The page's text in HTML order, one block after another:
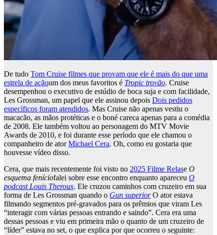
De tudo Tom Cruise filmes que provam que ele é mais do que uma
estrela de açãoum dos meus favoritos é Tropic trovão. Cruise
desempenhou o executivo de estúdio de boca suja e com facilidade,
Les Grossman, um papel que ele assinou depois Dois pedidos
específicos foram atendidos. Mas Cruise não apenas vestiu o
macacão, as mãos protéticas e o boné careca apenas para a comédia
de 2008. Ele também voltou ao personagem do MTV Movie
Awards de 2010, e foi durante esse período que ele chamou o
companheiro de atorMichael Cera. Oh, como eu gostaria que
houvesse vídeo disso.
Cera, que mais recentemente foi visto no 2025 Filme Relase O
esquema feníciofalei sobre esse encontro enquanto apareceu O
podcast Louis Theroux. Ele cruzou caminhos com cruzeiro em sua
forma de Les Grossman quando o Gun superiorO ator estava
filmando segmentos pré-gravados para os prêmios que viram Les
“interagir com várias pessoas entrando e saindo”. Cera era uma
dessas pessoas e viu em primeira mão o quanto de um cruzeiro de
“líder” estava no set, o que explica por que ocorreu o seguinte: